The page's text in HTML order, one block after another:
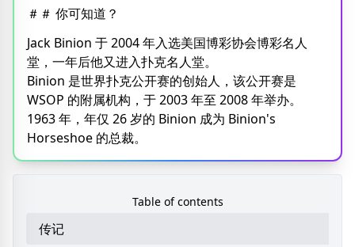
＃＃ 你可知道？
Jack Binion 于 2004 年入选美国博彩协会博彩名人
堂，一年后他又进入扑克名人堂。
Binion 是世界扑克公开赛的创始人，该公开赛是
WSOP 的附属机构，于 2003 年至 2008 年举办。
1963 年，年仅 26 岁的 Binion 成为 Binion's
Horseshoe 的总裁。
Table of contents
传记